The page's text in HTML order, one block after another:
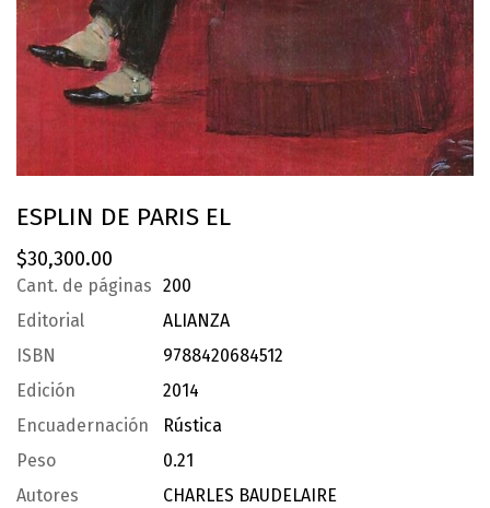
ESPLIN DE PARIS EL
$30,300.00
Cant. de páginas 200
Editorial
ALIANZA
ISBN
9788420684512
Edición
2014
Encuadernación
Rústica
Peso
0.21
Autores
CHARLES BAUDELAIRE